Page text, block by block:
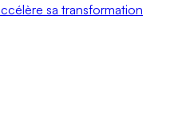
sa transformation